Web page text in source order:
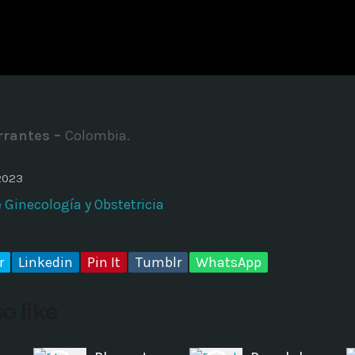
Time
– Colombia.
Ginecología y Obstetricia
Linkedin Pin It Tumblr WhatsApp